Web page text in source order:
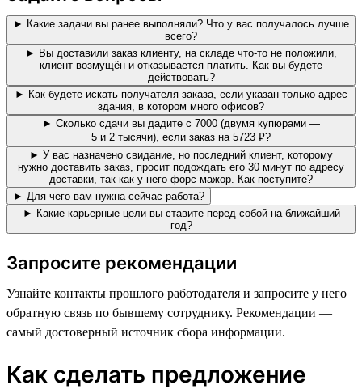
► Какие задачи вы ранее выполняли? Что у вас получалось лучше
всего?
► Вы доставили заказ клиенту, на складе что-то не положили,
клиент возмущён и отказывается платить. Как вы будете
действовать?
► Как будете искать получателя заказа, если указан только адрес
здания, в котором много офисов?
► Сколько сдачи вы дадите с 7000 (двумя купюрами —
5 и 2 тысячи), если заказ на 5723 ₽?
► У вас назначено свидание, но последний клиент, которому
нужно доставить заказ, просит подождать его 30 минут по адресу
доставки, так как у него форс-мажор. Как поступите?
► Для чего вам нужна сейчас работа?
► Какие карьерные цели вы ставите перед собой на ближайший
год?
Запросите рекомендации
Узнайте контакты прошлого работодателя и запросите у него
обратную связь по бывшему сотруднику. Рекомендации —
самый достоверный источник сбора информации.
Как сделать предложение